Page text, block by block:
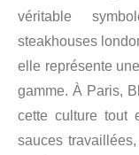
véritable
steakhouses
elle représente
gamme. À Paris,
cette culture tout
sauces